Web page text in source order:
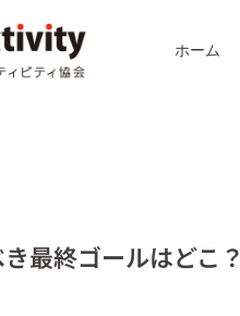
ホーム
最終ゴールはどこ？